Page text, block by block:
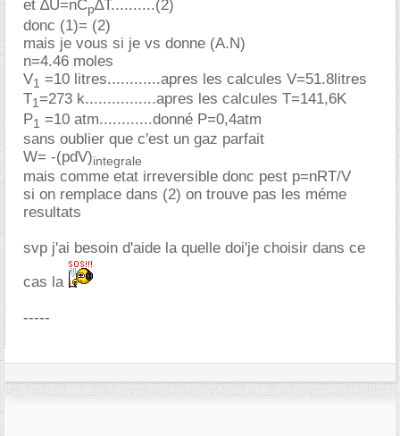
et ∆U=nCp∆T..........(2)
donc (1)= (2)
mais je vous si je vs donne (A.N)
n=4.46 moles
V1 =10 litres............apres les calcules V=51.8litres
T1=273 k................apres les calcules T=141,6K
P1 =10 atm............donné P=0,4atm
sans oublier que c'est un gaz parfait
W= -(pdV)integrale
mais comme etat irreversible donc pest p=nRT/V
si on remplace dans (2) on trouve pas les méme
resultats
svp j'ai besoin d'aide la quelle doi'je choisir dans ce
cas la
-----